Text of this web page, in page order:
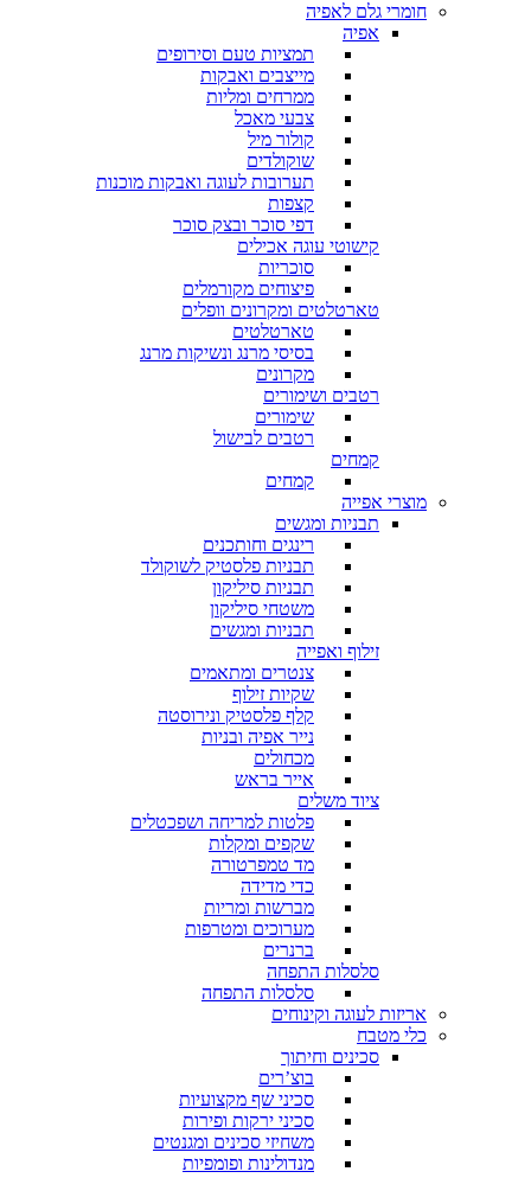
חומרי גלם לאפיה
אפיה
תמציות טעם וסירופים
מייצבים ואבקות
ממרחים ומליות
צבעי מאכל
קולור מיל
שוקולדים
תערובות לעוגה ואבקות מוכנות
קצפות
דפי סוכר ובצק סוכר
קישוטי עוגה אכילים
סוכריות
פיצוחים מקורמלים
טארטלטים ומקרונים וופלים
טארטלטים
בסיסי מרנג ונשיקות מרנג
מקרונים
רטבים ושימורים
שימורים
רטבים לבישול
קמחים
קמחים
מוצרי אפייה
תבניות ומגשים
רינגים וחותכנים
תבניות פלסטיק לשוקולד
תבניות סיליקון
משטחי סיליקון
תבניות ומגשים
זילוף ואפייה
צנטרים ומתאמים
שקיות זילוף
קלף פלסטיק ונירוסטה
נייר אפיה ובניות
מכחולים
אייר בראש
ציוד משלים
פלטות למריחה ושפכטלים
שקפים ומקלות
מד טמפרטורה
כדי מדידה
מברשות ומריות
מערוכים ומטרפות
ברנרים
סלסלות התפחה
סלסלות התפחה
אריזות לעוגה וקינוחים
כלי מטבח
סכינים וחיתוך
בוצ’רים
סכיני שף מקצועיות
סכיני ירקות ופירות
משחיזי סכינים ומגנטים
מנדולינות ופומפיות